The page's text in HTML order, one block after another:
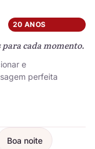
20 ANOS
para cada momento.
e
perfeita
Boa noite